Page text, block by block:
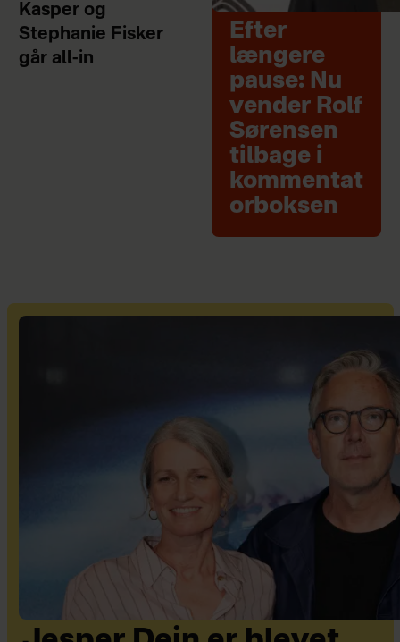
Kasper og
Stephanie Fisker
går all-in
Efter
længere
pause: Nu
vender Rolf
Sørensen
tilbage i
kommentat
orboksen